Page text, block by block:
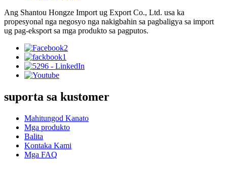
Ang Shantou Hongze Import ug Export Co., Ltd. usa ka
propesyonal nga negosyo nga nakigbahin sa pagbaligya sa import
ug pag-eksport sa mga produkto sa pagputos.
suporta sa kustomer
Mahitungod Kanato
Mga produkto
Balita
Kontaka Kami
Mga FAQ